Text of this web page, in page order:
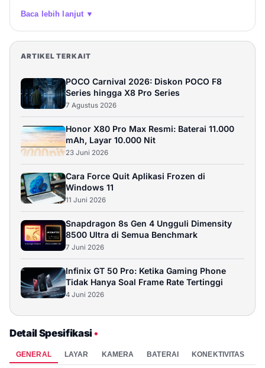
OPPO Find X8 Pro 16/512GB - Pearl White
16GB / 512GB Rp 18.499.000
OPPO Find X8 Pro 16/512GB - Space Black
16GB / 512GB Rp 18.499.000
Beli
Baca lebih lanjut ▼
ARTIKEL TERKAIT
POCO Carnival 2026: Diskon POCO F8
Series hingga X8 Pro Series
7 Agustus 2026
Honor X80 Pro Max Resmi: Baterai 11.000
mAh, Layar 10.000 Nit
23 Juni 2026
Cara Force Quit Aplikasi Frozen di
Windows 11
11 Juni 2026
Snapdragon 8s Gen 4 Ungguli Dimensity
8500 Ultra di Semua Benchmark
7 Juni 2026
Infinix GT 50 Pro: Ketika Gaming Phone
Tidak Hanya Soal Frame Rate Tertinggi
4 Juni 2026
Detail Spesifikasi•
GENERAL LAYAR KAMERA BATERAI KONEKTIVITAS